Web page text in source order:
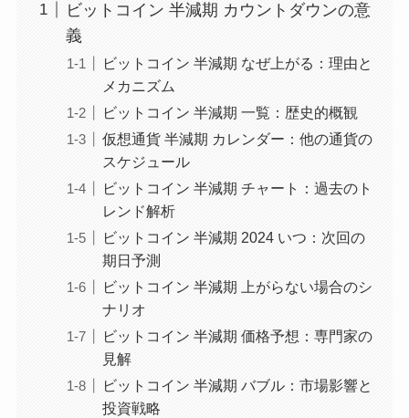
ビットコイン 半減期 カウントダウンの意
義
ビットコイン 半減期 なぜ上がる：理由と
メカニズム
ビットコイン 半減期 一覧：歴史的概観
仮想通貨 半減期 カレンダー：他の通貨の
スケジュール
ビットコイン 半減期 チャート：過去のト
レンド解析
ビットコイン 半減期 2024 いつ：次回の
期日予測
ビットコイン 半減期 上がらない場合のシ
ナリオ
ビットコイン 半減期 価格予想：専門家の
見解
ビットコイン 半減期 バブル：市場影響と
投資戦略